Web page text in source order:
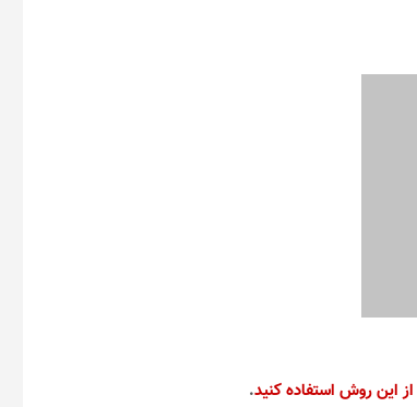
از این روش استفاده کنید.